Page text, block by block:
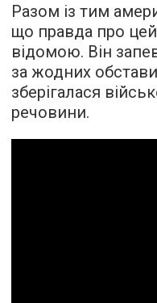
Разом із тим
що правда про
відомою. Він
за жодних
зберігалася
речовини.